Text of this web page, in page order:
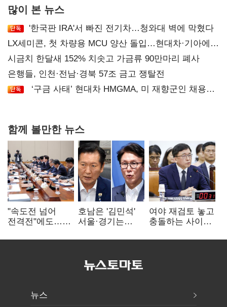
많이 본 뉴스
'한국판 IRA'서 빠진 전기차…청와대 벽에 막혔다
LX세미콘, 첫 차량용 MCU 양산 돌입…현대차·기아에
공급
시금치 한달새 152% 치솟고 가금류 90만마리 폐사
은행들, 인천·전남·경북 57조 금고 쟁탈전
‘구금 사태’ 현대차 HMGMA, 미 재향군인 채용
함께 볼만한 뉴스
"속도전 넘어
전격전"에도…
주 52시간까지
호남은 '김민석'
서울·경기는
승자는 '안갯속'
여야 재검토 놓고
충돌하는 사이…
수 오차 당연"
뉴스